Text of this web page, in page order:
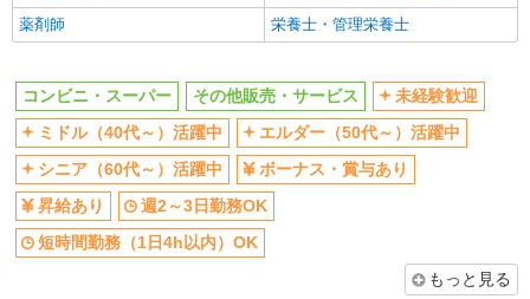
同じ特徴から求人を探す
ボーナス・賞与あり
週2～3日勤務OK
短時間勤務（1日4h以内）OK
扶養内勤務OK
交通費支給
社会保険あり
社員登用あり
薬剤師
栄養士・管理栄養士
コンビニ・スーパー その他販売・サービス
未経験歓迎
ミドル（40代～）活躍中
エルダー（50代～）活躍中
シニア（60代～）活躍中
ボーナス・賞与あり
昇給あり
週2～3日勤務OK
短時間勤務（1日4h以内）OK
もっと見る